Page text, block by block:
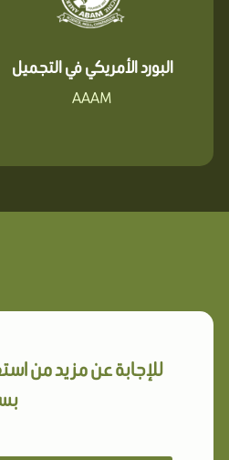
البورد الأمريكي في التجميل
AAAM
للإجابة عن مزيد من